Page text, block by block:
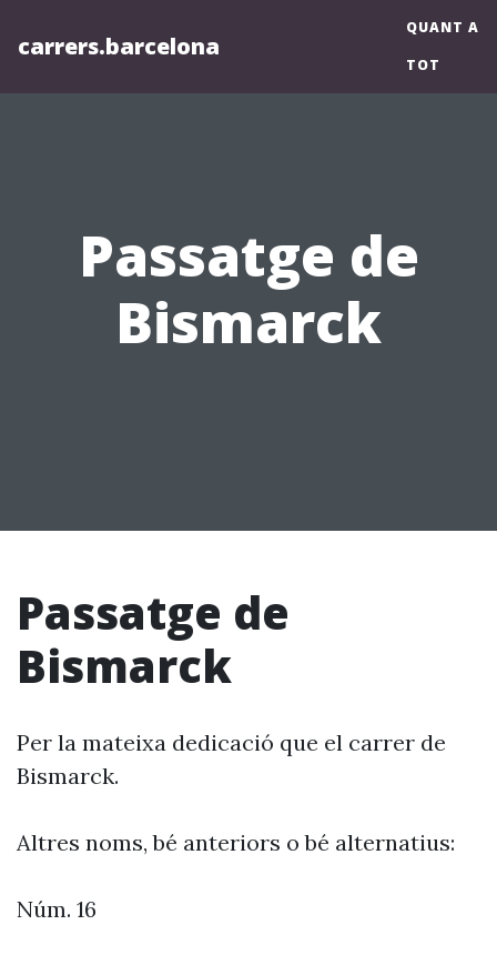
carrers.barcelona
QUANT A
TOT
Passatge de
Bismarck
Passatge de
Bismarck
Per la mateixa dedicació que el carrer de
Bismarck.
Altres noms, bé anteriors o bé alternatius:
Núm. 16